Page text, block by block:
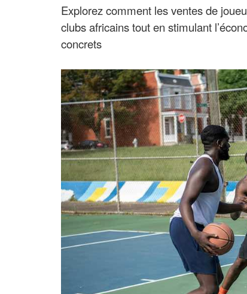
Explorez comment les ventes de
clubs africains tout en stimulant
concrets